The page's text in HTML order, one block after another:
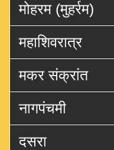
मोहरम (मुहर्रम)
महाशिवरात्र
मकर संक्रांत
नागपंचमी
दसरा